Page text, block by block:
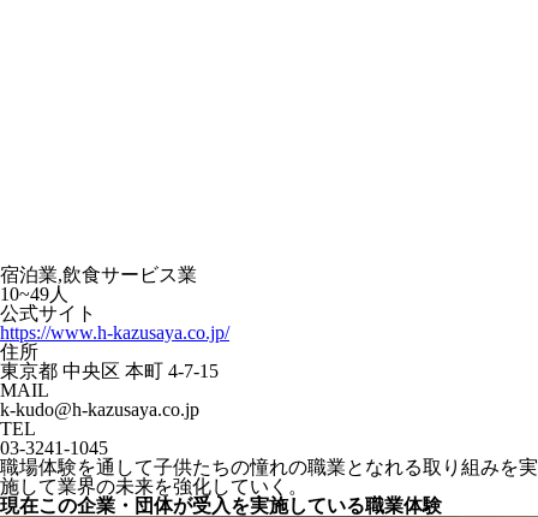
宿泊業,飲食サービス業
10~49人
公式サイト
https://www.h-kazusaya.co.jp/
住所
東京都 中央区 本町 4-7-15
MAIL
k-kudo@h-kazusaya.co.jp
TEL
03-3241-1045
職場体験を通して子供たちの憧れの職業となれる取り組みを実
施して業界の未来を強化していく。
現在この企業・団体が受入を実施している職業体験